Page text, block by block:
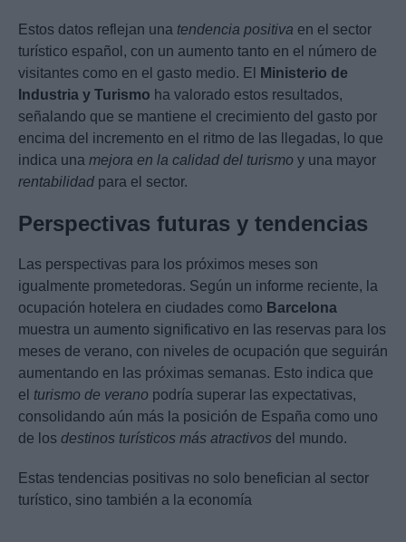
Estos datos reflejan una tendencia positiva en el sector
turístico español, con un aumento tanto en el número de
visitantes como en el gasto medio. El
Ministerio de
Industria y Turismo ha valorado estos resultados,
señalando que se mantiene el crecimiento del gasto por
encima del incremento en el ritmo de las llegadas, lo que
indica una mejora en la calidad del turismo y una mayor
rentabilidad para el sector.
Perspectivas futuras y tendencias
Las perspectivas para los próximos meses son
igualmente prometedoras. Según un informe reciente, la
ocupación hotelera en ciudades como Barcelona
muestra un aumento significativo en las reservas para los
meses de verano, con niveles de ocupación que seguirán
aumentando en las próximas semanas. Esto indica que
el turismo de verano podría superar las expectativas,
consolidando aún más la posición de España como uno
de los destinos turísticos más atractivos del mundo.
Estas tendencias positivas no solo benefician al sector
turístico, sino también a la economía